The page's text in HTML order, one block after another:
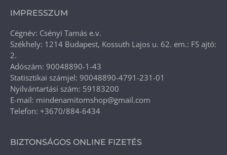
IMPRESSZUM
Cégnév: Csényi Tamás e.v.
Székhely: 1214 Budapest, Kossuth Lajos u. 62. em.: FS ajtó:
2.
Adószám: 90048890-1-43
Statisztikai számjel: 90048890-4791-231-01
Nyilvántartási szám: 59183200
E-mail: mindenamitomshop@gmail.com
Telefon: +3670/884-6434
BIZTONSÁGOS ONLINE FIZETÉS